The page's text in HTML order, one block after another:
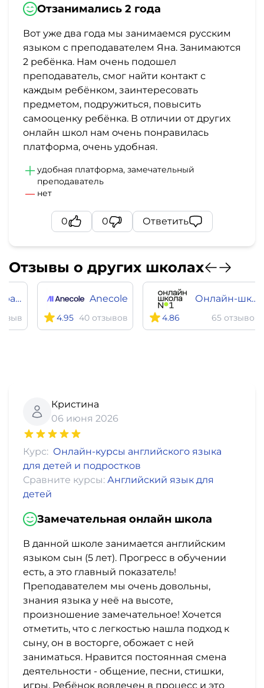
Отзанимались 2 года
Вот уже два года мы занимаемся русским
языком с преподавателем Яна. Занимаются
2 ребёнка. Нам очень подошел
преподаватель, смог найти контакт с
каждым ребёнком, заинтересовать
предметом, подружиться, повысить
самооценку ребёнка. В отличии от других
онлайн школ нам очень понравилась
платформа, очень удобная.
удобная платформа, замечательный
преподаватель
нет
0 0 Ответить
Отзывы о других школах
Яндекс Практикум English Anecole
4.95 40 отзывов
Онлайн-школа №1
4.86 65 отзывов
Кристина
06 июня 2026
Курс: Онлайн-курсы английского языка
для детей и подростков
Сравните курсы: Английский язык для
детей
Замечательная онлайн школа
В данной школе занимается английским
языком сын (5 лет). Прогресс в обучении
есть, а это главный показатель!
Преподавателем мы очень довольны,
знания языка у неё на высоте,
произношение замечательное! Хочется
отметить, что с легкостью нашла подход к
сыну, он в восторге, обожает с ней
заниматься. Нравится постоянная смена
деятельности - общение, песни, стишки,
игры. Ребёнок вовлечен в процесс и это